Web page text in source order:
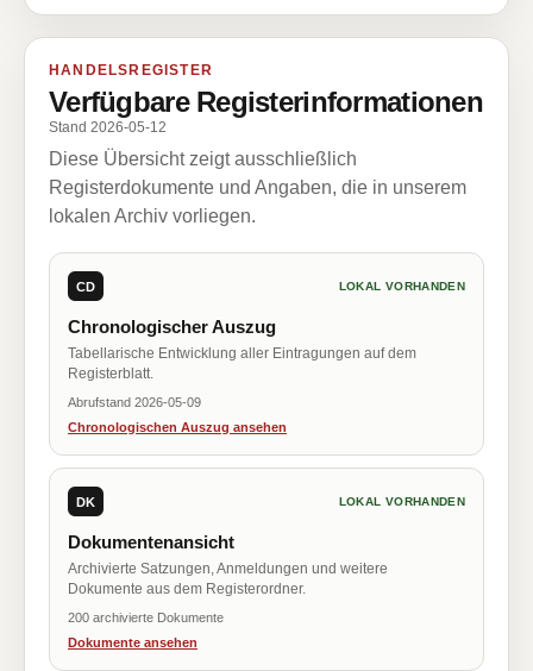
HANDELSREGISTER
Verfügbare Registerinformationen
Stand 2026-05-12
Diese Übersicht zeigt ausschließlich
Registerdokumente und Angaben, die in unserem
lokalen Archiv vorliegen.
CD LOKAL VORHANDEN
Chronologischer Auszug
Tabellarische Entwicklung aller Eintragungen auf dem
Registerblatt.
Abrufstand 2026-05-09
Chronologischen Auszug ansehen
DK LOKAL VORHANDEN
Dokumentenansicht
Archivierte Satzungen, Anmeldungen und weitere
Dokumente aus dem Registerordner.
200 archivierte Dokumente
Dokumente ansehen